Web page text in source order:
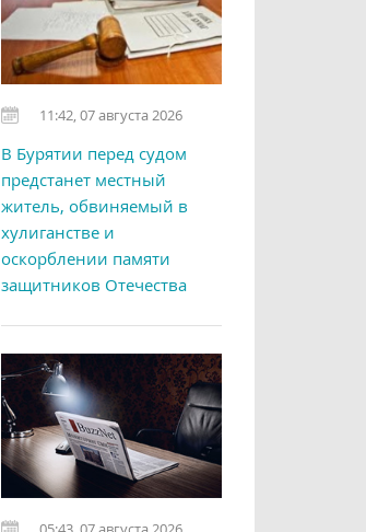
11:42, 07 августа 2026
В Бурятии перед судом
предстанет местный
житель, обвиняемый в
хулиганстве и
оскорблении памяти
защитников Отечества